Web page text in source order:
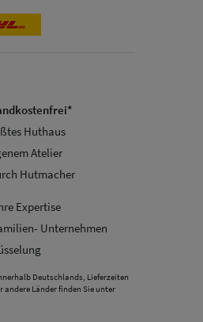
Huthaus
Atelier
Hutmacher
Expertise
Unternehmen
Deutschlands, Lieferzeiten
andere Länder finden Sie unter